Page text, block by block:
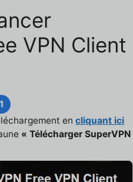
VPN Client
1
en cliquant ici
« Télécharger SuperVPN